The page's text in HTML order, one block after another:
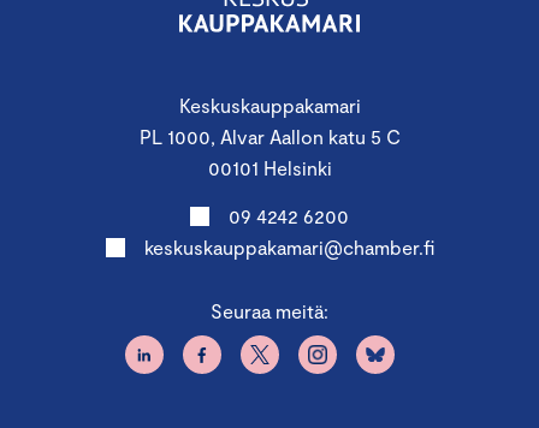
Keskuskauppakamari
PL 1000, Alvar Aallon katu 5 C
00101 Helsinki
09 4242 6200
keskuskauppakamari@chamber.fi
Seuraa meitä: